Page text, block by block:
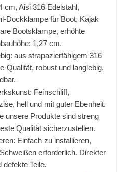
cm, Aisi 316 Edelstahl,
Dockklampe für Boot, Kajak
Bootsklampe, erhöhte
1,27 cm.
aus strapazierfähigem 316
Qualität, robust und langlebig,
Feinschliff,
hell und mit guter Ebenheit.
unsere Produkte sind streng
Qualität sicherzustellen.
Einfach zu installieren,
erforderlich. Direkter
defekte Teile.